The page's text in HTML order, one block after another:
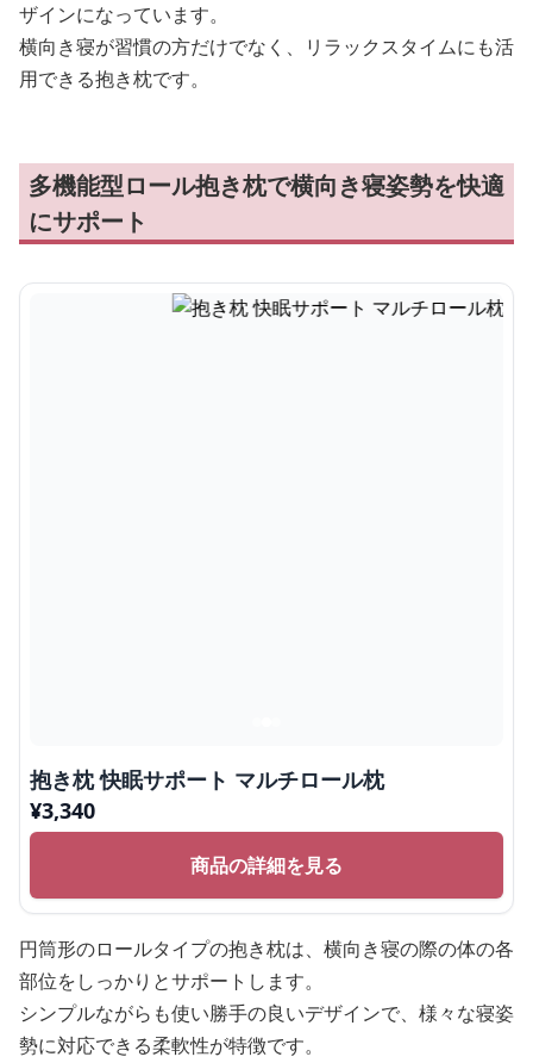
ザインになっています。
横向き寝が習慣の方だけでなく、リラックスタイムにも活
用できる抱き枕です。
多機能型ロール抱き枕で横向き寝姿勢を快適
にサポート
抱き枕 快眠サポート マルチロール枕
¥3,340
商品の詳細を見る
円筒形のロールタイプの抱き枕は、横向き寝の際の体の各
部位をしっかりとサポートします。
シンプルながらも使い勝手の良いデザインで、様々な寝姿
勢に対応できる柔軟性が特徴です。